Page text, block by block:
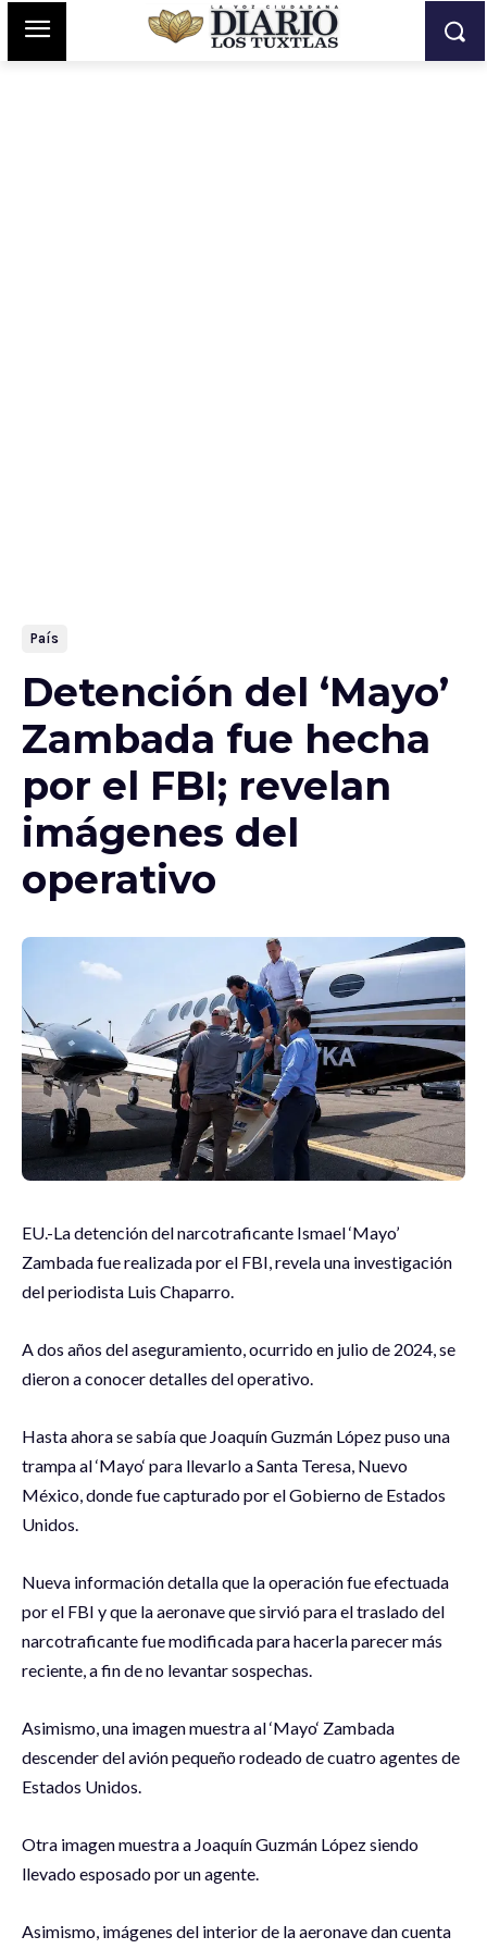
País
Detención del ‘Mayo’
Zambada fue hecha
por el FBI; revelan
imágenes del
operativo
EU.-La detención del narcotraficante Ismael ‘Mayo’
Zambada fue realizada por el FBI, revela una investigación
del periodista Luis Chaparro.
A dos años del aseguramiento, ocurrido en julio de 2024, se
dieron a conocer detalles del operativo.
Hasta ahora se sabía que Joaquín Guzmán López puso una
trampa al ‘Mayo‘ para llevarlo a Santa Teresa, Nuevo
México, donde fue capturado por el Gobierno de Estados
Unidos.
Nueva información detalla que la operación fue efectuada
por el FBI y que la aeronave que sirvió para el traslado del
narcotraficante fue modificada para hacerla parecer más
reciente, a fin de no levantar sospechas.
Asimismo, una imagen muestra al ‘Mayo‘ Zambada
descender del avión pequeño rodeado de cuatro agentes de
Estados Unidos.
Otra imagen muestra a Joaquín Guzmán López siendo
llevado esposado por un agente.
Asimismo, imágenes del interior de la aeronave dan cuenta